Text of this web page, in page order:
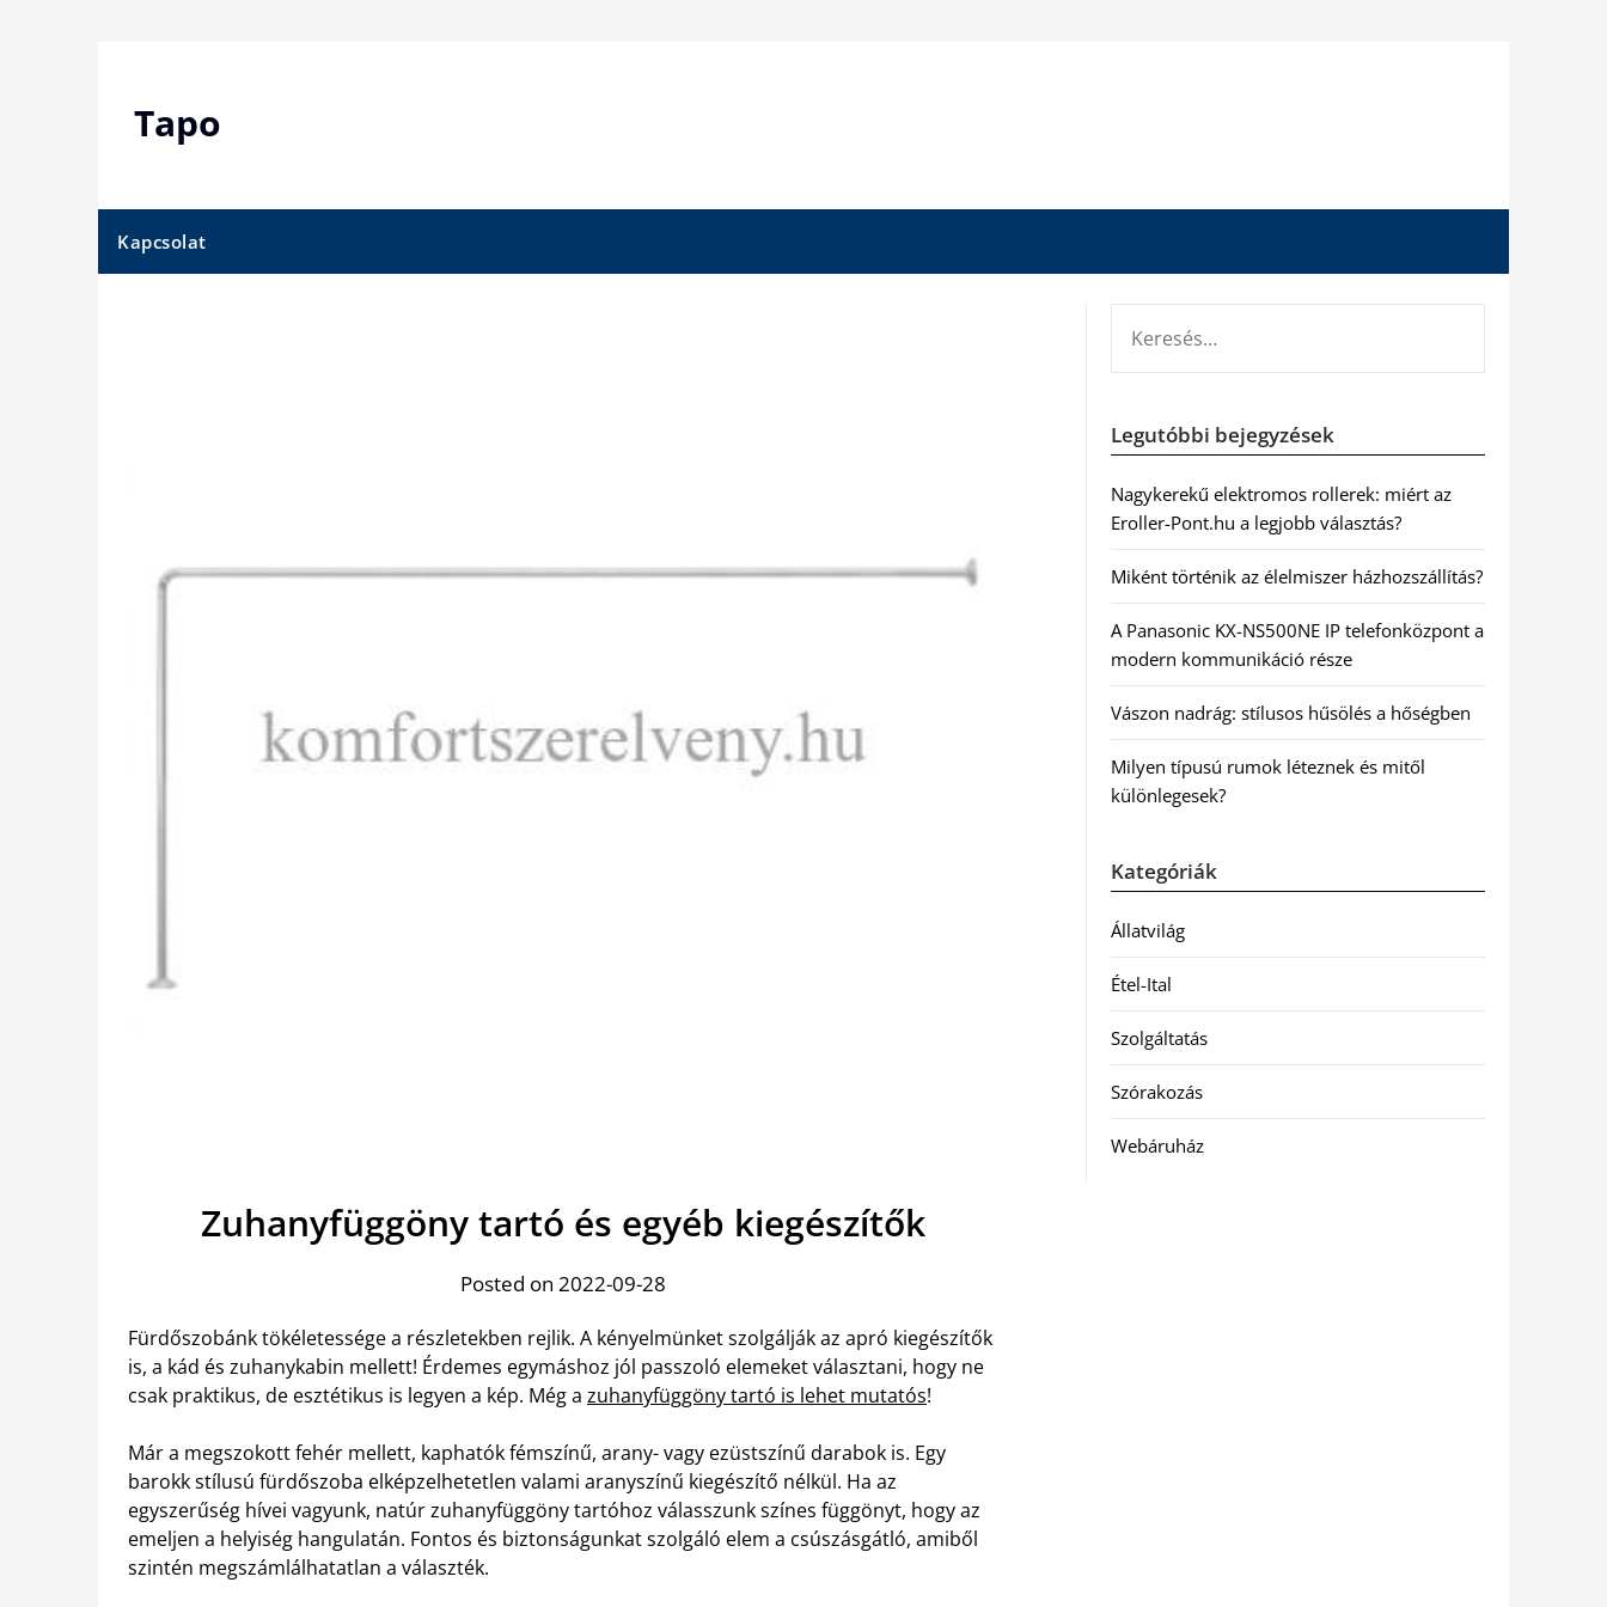
Tapo
Kapcsolat
Zuhanyfüggöny tartó és egyéb kiegészítők
Posted on 2022-09-28
Fürdőszobánk tökéletessége a részletekben rejlik. A kényelmünket szolgálják az apró kiegészítők
is, a kád és zuhanykabin mellett! Érdemes egymáshoz jól passzoló elemeket választani, hogy ne
csak praktikus, de esztétikus is legyen a kép. Még a zuhanyfüggöny tartó is lehet mutatós!
Már a megszokott fehér mellett, kaphatók fémszínű, arany- vagy ezüstszínű darabok is. Egy
barokk stílusú fürdőszoba elképzelhetetlen valami aranyszínű kiegészítő nélkül. Ha az
egyszerűség hívei vagyunk, natúr zuhanyfüggöny tartóhoz válasszunk színes függönyt, hogy az
emeljen a helyiség hangulatán. Fontos és biztonságunkat szolgáló elem a csúszásgátló, amiből
szintén megszámlálhatatlan a választék.
Legutóbbi bejegyzések
Nagykerekű elektromos rollerek: miért az
Eroller-Pont.hu a legjobb választás?
Miként történik az élelmiszer házhozszállítás?
A Panasonic KX-NS500NE IP telefonközpont a
modern kommunikáció része
Vászon nadrág: stílusos hűsölés a hőségben
Milyen típusú rumok léteznek és mitől
különlegesek?
Kategóriák
Állatvilág
Étel-Ital
Szolgáltatás
Szórakozás
Webáruház